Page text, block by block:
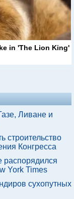
in 'The Lion King'
Ливане и
строительство
Конгресса
распорядился
York Times
сухопутных